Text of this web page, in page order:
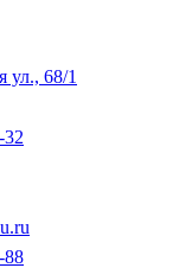
ул., 68/1
32
88